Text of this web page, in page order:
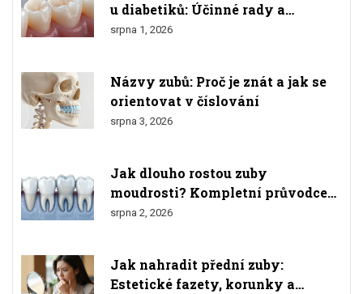
u diabetiků: Účinné rady a
prevence
srpna 1, 2026
Názvy zubů: Proč je znát a jak se
orientovat v číslování
srpna 3, 2026
Jak dlouho rostou zuby
moudrosti? Kompletní průvodce
růstem, bolestmi a odstraněním
srpna 2, 2026
Jak nahradit přední zuby:
Estetické fazety, korunky a